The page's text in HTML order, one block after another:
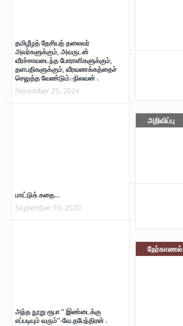
தமிழீழத் தேசியத் தலைவர்
அவர்களுக்கும், அவருடன்
வீரச்சாவடைந்த போராளிகளுக்கும்,
தளபதிகளுக்கும், வீரவணக்கத்தைச்
செலுத்த வேண்டும்.-நிலவன் .
November 25, 2024
மாட்டுக் கதை…
September 10, 2020
அந்த நூறு ரூபா “ இண்டைக்கு
எப்படியும் வரும்”-வே.தபேந்திரன் .
அறிவிப்பு
நேர்காணல்